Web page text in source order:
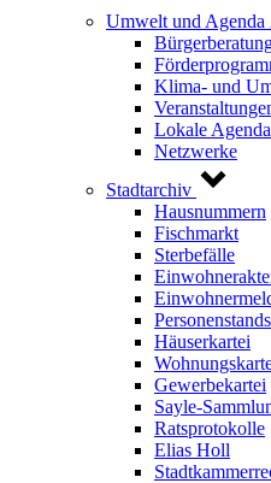
Umwelt und Agenda
Klima- und
Lokale
Netzwerke
Stadtarchiv
Hausnummern
Fischmarkt
Sterbefälle
Häuserkartei
Gewerbekartei
Sayle-
Ratsprotokolle
Elias Holl